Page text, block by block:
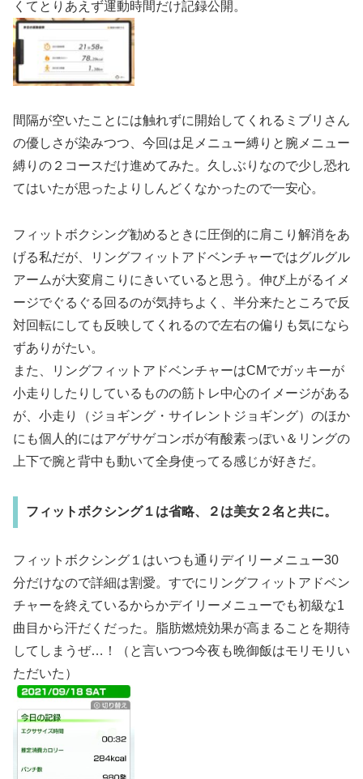
くてとりあえず運動時間だけ記録公開。
間隔が空いたことには触れずに開始してくれるミブリさん
の優しさが染みつつ、今回は足メニュー縛りと腕メニュー
縛りの２コースだけ進めてみた。久しぶりなので少し恐れ
てはいたが思ったよりしんどくなかったので一安心。
フィットボクシング勧めるときに圧倒的に肩こり解消をあ
げる私だが、リングフィットアドベンチャーではグルグル
アームが大変肩こりにきいていると思う。伸び上がるイメ
ージでぐるぐる回るのが気持ちよく、半分来たところで反
対回転にしても反映してくれるので左右の偏りも気になら
ずありがたい。
また、リングフィットアドベンチャーはCMでガッキーが
小走りしたりしているものの筋トレ中心のイメージがある
が、小走り（ジョギング・サイレントジョギング）のほか
にも個人的にはアゲサゲコンボが有酸素っぽい＆リングの
上下で腕と背中も動いて全身使ってる感じが好きだ。
フィットボクシング１は省略、２は美女２名と共に。
フィットボクシング１はいつも通りデイリーメニュー30
分だけなので詳細は割愛。すでにリングフィットアドベン
チャーを終えているからかデイリーメニューでも初級な1
曲目から汗だくだった。脂肪燃焼効果が高まることを期待
してしまうぜ…！
（と言いつつ今夜も晩御飯はモリモリい
ただいた）